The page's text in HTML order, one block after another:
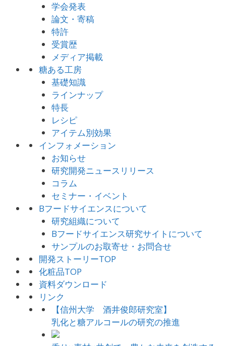
学会発表
論文・寄稿
特許
受賞歴
メディア掲載
糖ある工房
基礎知識
ラインナップ
特長
レシピ
アイテム別効果
インフォメーション
お知らせ
研究開発ニュースリリース
コラム
セミナー・イベント
Bフードサイエンスについて
研究組織について
Bフードサイエンス研究サイトについて
サンプルのお取寄せ・お問合せ
開発ストーリーTOP
化粧品TOP
資料ダウンロード
リンク
【信州大学 酒井俊郎研究室】
乳化と糖アルコールの研究の推進